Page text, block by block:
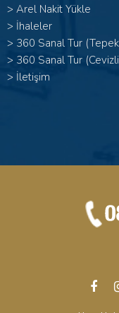
> Arel Nakit Yükle
> İhaleler
> 360 Sanal Tur
> 360 Sanal Tur
> İletişim